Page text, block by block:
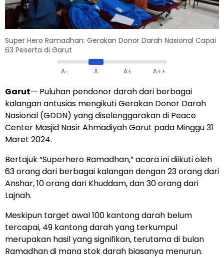
Super Hero Ramadhan: Gerakan Donor Darah Nasional Capai
63 Peserta di Garut
A- A A+ A++
Garut— Puluhan pendonor darah dari berbagai
kalangan antusias mengikuti Gerakan Donor Darah
Nasional (GDDN) yang diselenggarakan di Peace
Center Masjid Nasir Ahmadiyah Garut pada Minggu 31
Maret 2024.
Bertajuk “Superhero Ramadhan,” acara ini diikuti oleh
63 orang dari berbagai kalangan dengan 23 orang dari
Anshar, 10 orang dari Khuddam, dan 30 orang dari
Lajnah.
Meskipun target awal 100 kantong darah belum
tercapai, 49 kantong darah yang terkumpul
merupakan hasil yang signifikan, terutama di bulan
Ramadhan di mana stok darah biasanya menurun.